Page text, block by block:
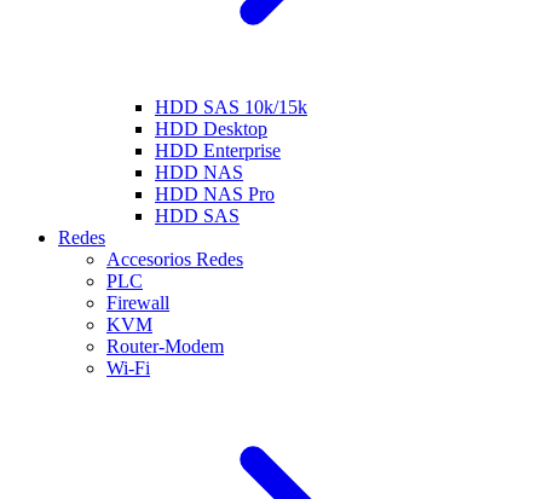
HDD SAS 10k/15k
HDD Desktop
HDD Enterprise
HDD NAS
HDD NAS Pro
HDD SAS
Redes
Accesorios Redes
PLC
Firewall
KVM
Router-Modem
Wi-Fi